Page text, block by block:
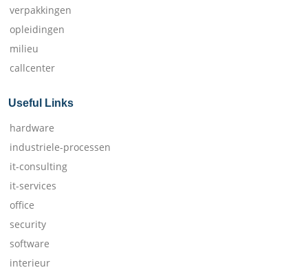
verpakkingen
opleidingen
milieu
callcenter
Useful Links
hardware
industriele-processen
it-consulting
it-services
office
security
software
interieur